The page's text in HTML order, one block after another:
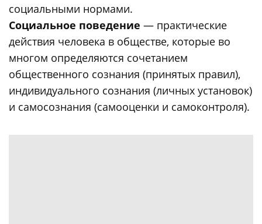
социальными нормами.
Социальное поведение — практические
действия человека в обществе, которые во
многом определяются сочетанием
общественного сознания (принятых правил),
индивидуального сознания (личных установок)
и самосознания (самооценки и самоконтроля).